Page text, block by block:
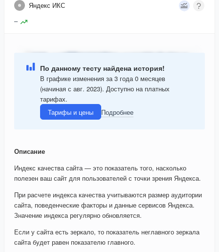
Яндекс ИКС
–
По данному тесту найдена история!
В графике изменения за 3 года 0 месяцев
(начиная с авг. 2023). Доступно на платных
тарифах.
Тарифы и цены
Подробнее
Описание
Индекс качества сайта — это показатель того, насколько
полезен ваш сайт для пользователей с точки зрения Яндекса.
При расчете индекса качества учитываются размер аудитории
сайта, поведенческие факторы и данные сервисов Яндекса.
Значение индекса регулярно обновляется.
Если у сайта есть зеркало, то показатель неглавного зеркала
сайта будет равен показателю главного.